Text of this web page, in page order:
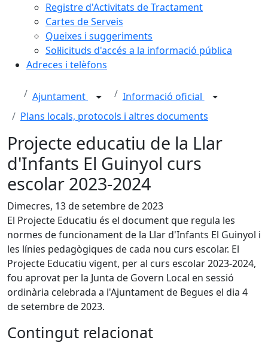
Registre d'Activitats de Tractament
Cartes de Serveis
Queixes i suggeriments
Sol·licituds d'accés a la informació pública
Adreces i telèfons
Ajuntament
Informació oficial
Plans locals, protocols i altres documents
Projecte educatiu de la Llar
d'Infants El Guinyol curs
escolar 2023-2024
Dimecres, 13 de setembre de 2023
El Projecte Educatiu és el document que regula les
normes de funcionament de la Llar d'Infants El Guinyol i
les línies pedagògiques de cada nou curs escolar. El
Projecte Educatiu vigent, per al curs escolar 2023-2024,
fou aprovat per la Junta de Govern Local en sessió
ordinària celebrada a l'Ajuntament de Begues el dia 4
de setembre de 2023.
Contingut relacionat